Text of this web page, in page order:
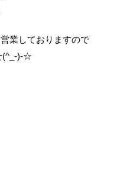
業しておりますので
(^_-)-☆